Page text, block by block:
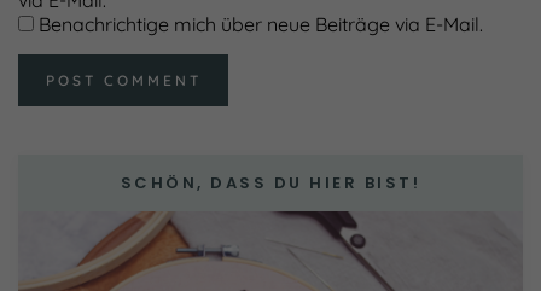
Benachrichtige mich über neue Beiträge via E-Mail.
SCHÖN, DASS DU HIER BIST!